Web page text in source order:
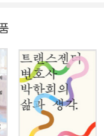
남성 B씨, 만날 이도
계 맺기 방식이 어딘
변에서 흔히 목격할 수
고립되고 괴팍해지는
이 되었는가? ‘남성들
고 해결책을 심층적인